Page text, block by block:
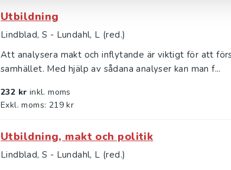
Utbildning
Lindblad, S - Lundahl, L (red.)
Att analysera makt och inflytande är viktigt för att
samhället. Med hjälp av sådana analyser kan man f...
232 kr inkl. moms
Exkl. moms: 219 kr
Utbildning, makt och politik
Lindblad, S - Lundahl, L (red.)